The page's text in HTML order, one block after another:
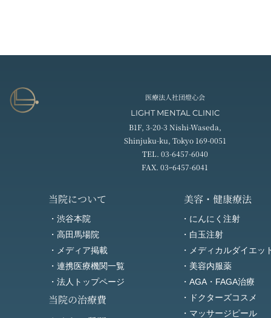
医療法人社団燈心会
LIGHT MENTAL CLINIC
B1F, 3-20-3 Nishi-Waseda,
Shinjuku-ku, Tokyo 169-0051
TEL. 03-6457-6040
FAX. 03ｰ6457-6041
当院について
・渋谷本院
・高田馬場院
・メディア掲載
・連携医療機関一覧
・法人トップページ
当院の治療費
美容・健康療法
・にんにく注射
・白玉注射
・メディカルダイエッ
・美容内服薬
・AGA・FAGA治療
・ドクターズコスメ
・マッサージピール